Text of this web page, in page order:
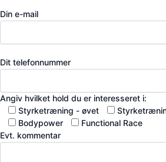
Din e-mail
Dit telefonnummer
Angiv hvilket hold du er interesseret i:
Styrketræning - øvet
Bodypower
Functional Race
Evt. kommentar